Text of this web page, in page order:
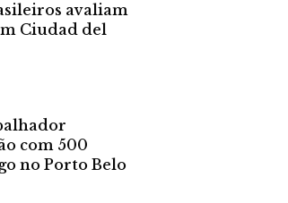
avaliam
Ciudad del
com 500
no Porto Belo